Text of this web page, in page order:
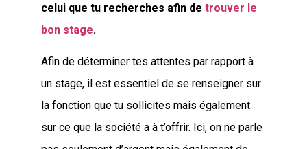
celui que tu recherches afin de trouver le
bon stage.
Afin de déterminer tes attentes par rapport à
un stage, il est essentiel de se renseigner sur
la fonction que tu sollicites mais également
sur ce que la société a à t’offrir. Ici, on ne parle